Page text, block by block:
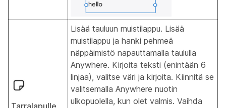
Tarralapulle
Lisää tauluun muistilappu. Lisää
muistilappu ja hanki pehmeä
näppäimistö napauttamalla taululla
Anywhere. Kirjoita teksti (enintään 6
linjaa), valitse väri ja kirjoita. Kiinnitä se
valitsemalla Anywhere nuotin
ulkopuolella, kun olet valmis. Vaihda